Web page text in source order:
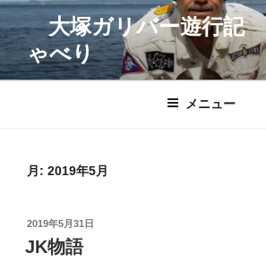
コ
ン
テ
ン
大塚ガリバー遊行記
ゃべり
メニュー
月: 2019年5月
投
稿
日:
2019年5月31日
JK物語